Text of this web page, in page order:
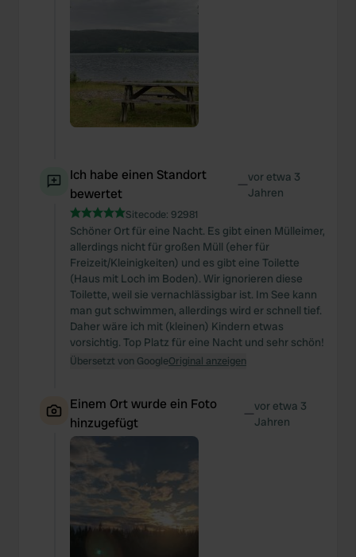
Ich habe einen Standort
bewertet
—vor etwa 3
Jahren
Sitecode: 92981
Schöner Ort für eine Nacht. Es gibt einen Mülleimer,
allerdings nicht für großen Müll (eher für
Freizeit/Kleinigkeiten) und es gibt eine Toilette
(Haus mit Loch im Boden). Wir ignorieren diese
Toilette, weil sie vernachlässigbar ist. Im See kann
man gut schwimmen, allerdings wird er schnell tief.
Daher wäre ich mit (kleinen) Kindern etwas
vorsichtig. Top Platz für eine Nacht und sehr schön!
Übersetzt von GoogleOriginal anzeigen
Einem Ort wurde ein Foto
hinzugefügt
—vor etwa 3
Jahren